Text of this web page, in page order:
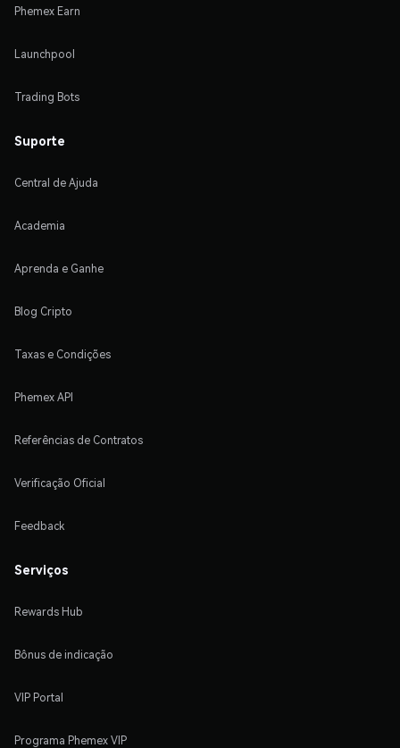
Phemex Earn
Launchpool
Trading Bots
Suporte
Central de Ajuda
Academia
Aprenda e Ganhe
Blog Cripto
Taxas e Condições
Phemex API
Referências de Contratos
Verificação Oficial
Feedback
Serviços
Rewards Hub
Bônus de indicação
VIP Portal
Programa Phemex VIP